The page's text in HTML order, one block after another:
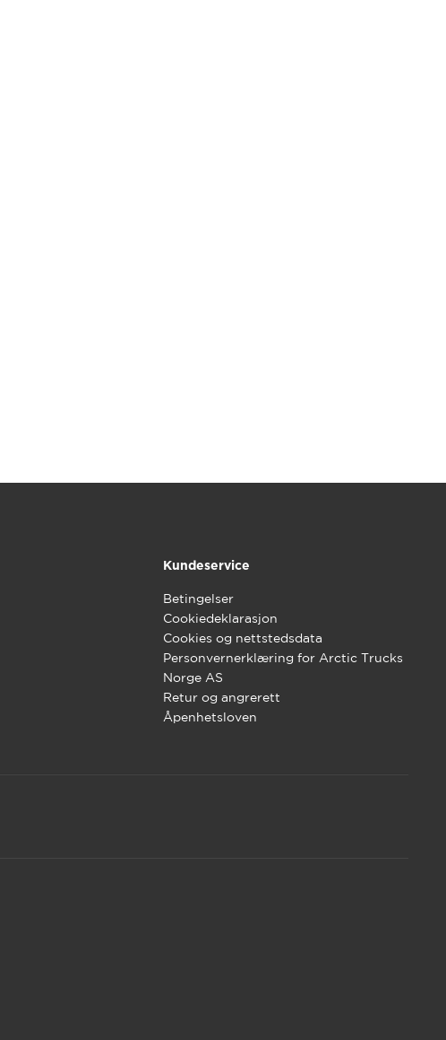
Kundeservice
Betingelser
Cookiedeklarasjon
Cookies og nettstedsdata
Personvernerklæring for Arctic Trucks
Norge AS
Retur og angrerett
Åpenhetsloven